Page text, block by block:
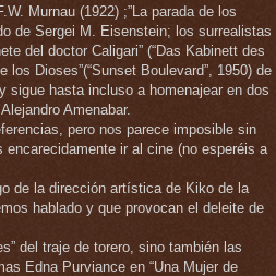
Murnau (1922) ;”La parada de los
de Sergei M. Eisenstein; los surrealistas
del doctor Caligari” (“Das Kabinett des
Dioses”(“Sunset Boulevard”, 1950) de
sigue hasta incluso a homenajear en dos
Amenabar.
pero nos parece imposible sin
ir al cine (no esperéis a
de la dirección artística de Kiko de la
hablado y que provocan el deleite de
del traje de torero, sino también las
Edna Purviance en “Una Mujer de